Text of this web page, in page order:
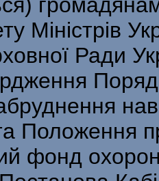
Міністрів
Ради
Положення
фонд